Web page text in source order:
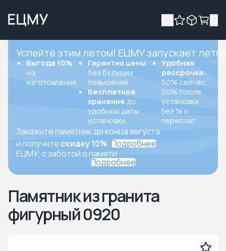
Успейте этим летом! ЕЦМУ запускает
Выгода 10%
на
изготовление.
Гарантия цены
без будущих
повышений.
Бесплатное
хранение до
удобной даты
установки.
Удобная
рассрочка:
50% сейчас,
50% после
установки.
Без % и
переплат.
Закажите памятник до конца августа
и получите скидку 10% Подробнее
ЕЦМУ, с заботой о памяти
Подробнее
Памятник из гранита
фигурный 0920